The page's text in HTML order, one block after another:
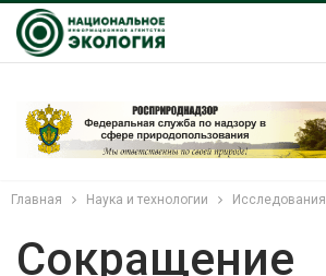
Главная Наука и технологии Исследования
Сокращение